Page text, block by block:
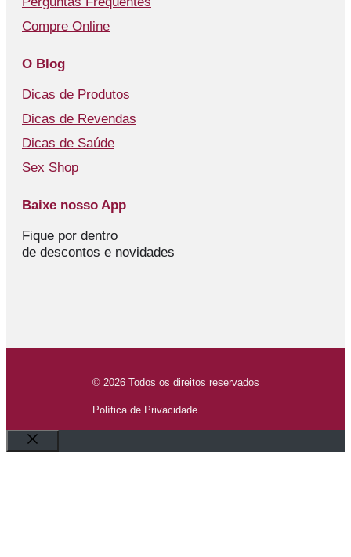
Compre Online
O Blog
Dicas de Produtos
Dicas de Revendas
Dicas de Saúde
Sex Shop
Baixe nosso App
Fique por dentro
de descontos e novidades
© 2026 Todos os direitos reservados
Política de Privacidade
Fechar